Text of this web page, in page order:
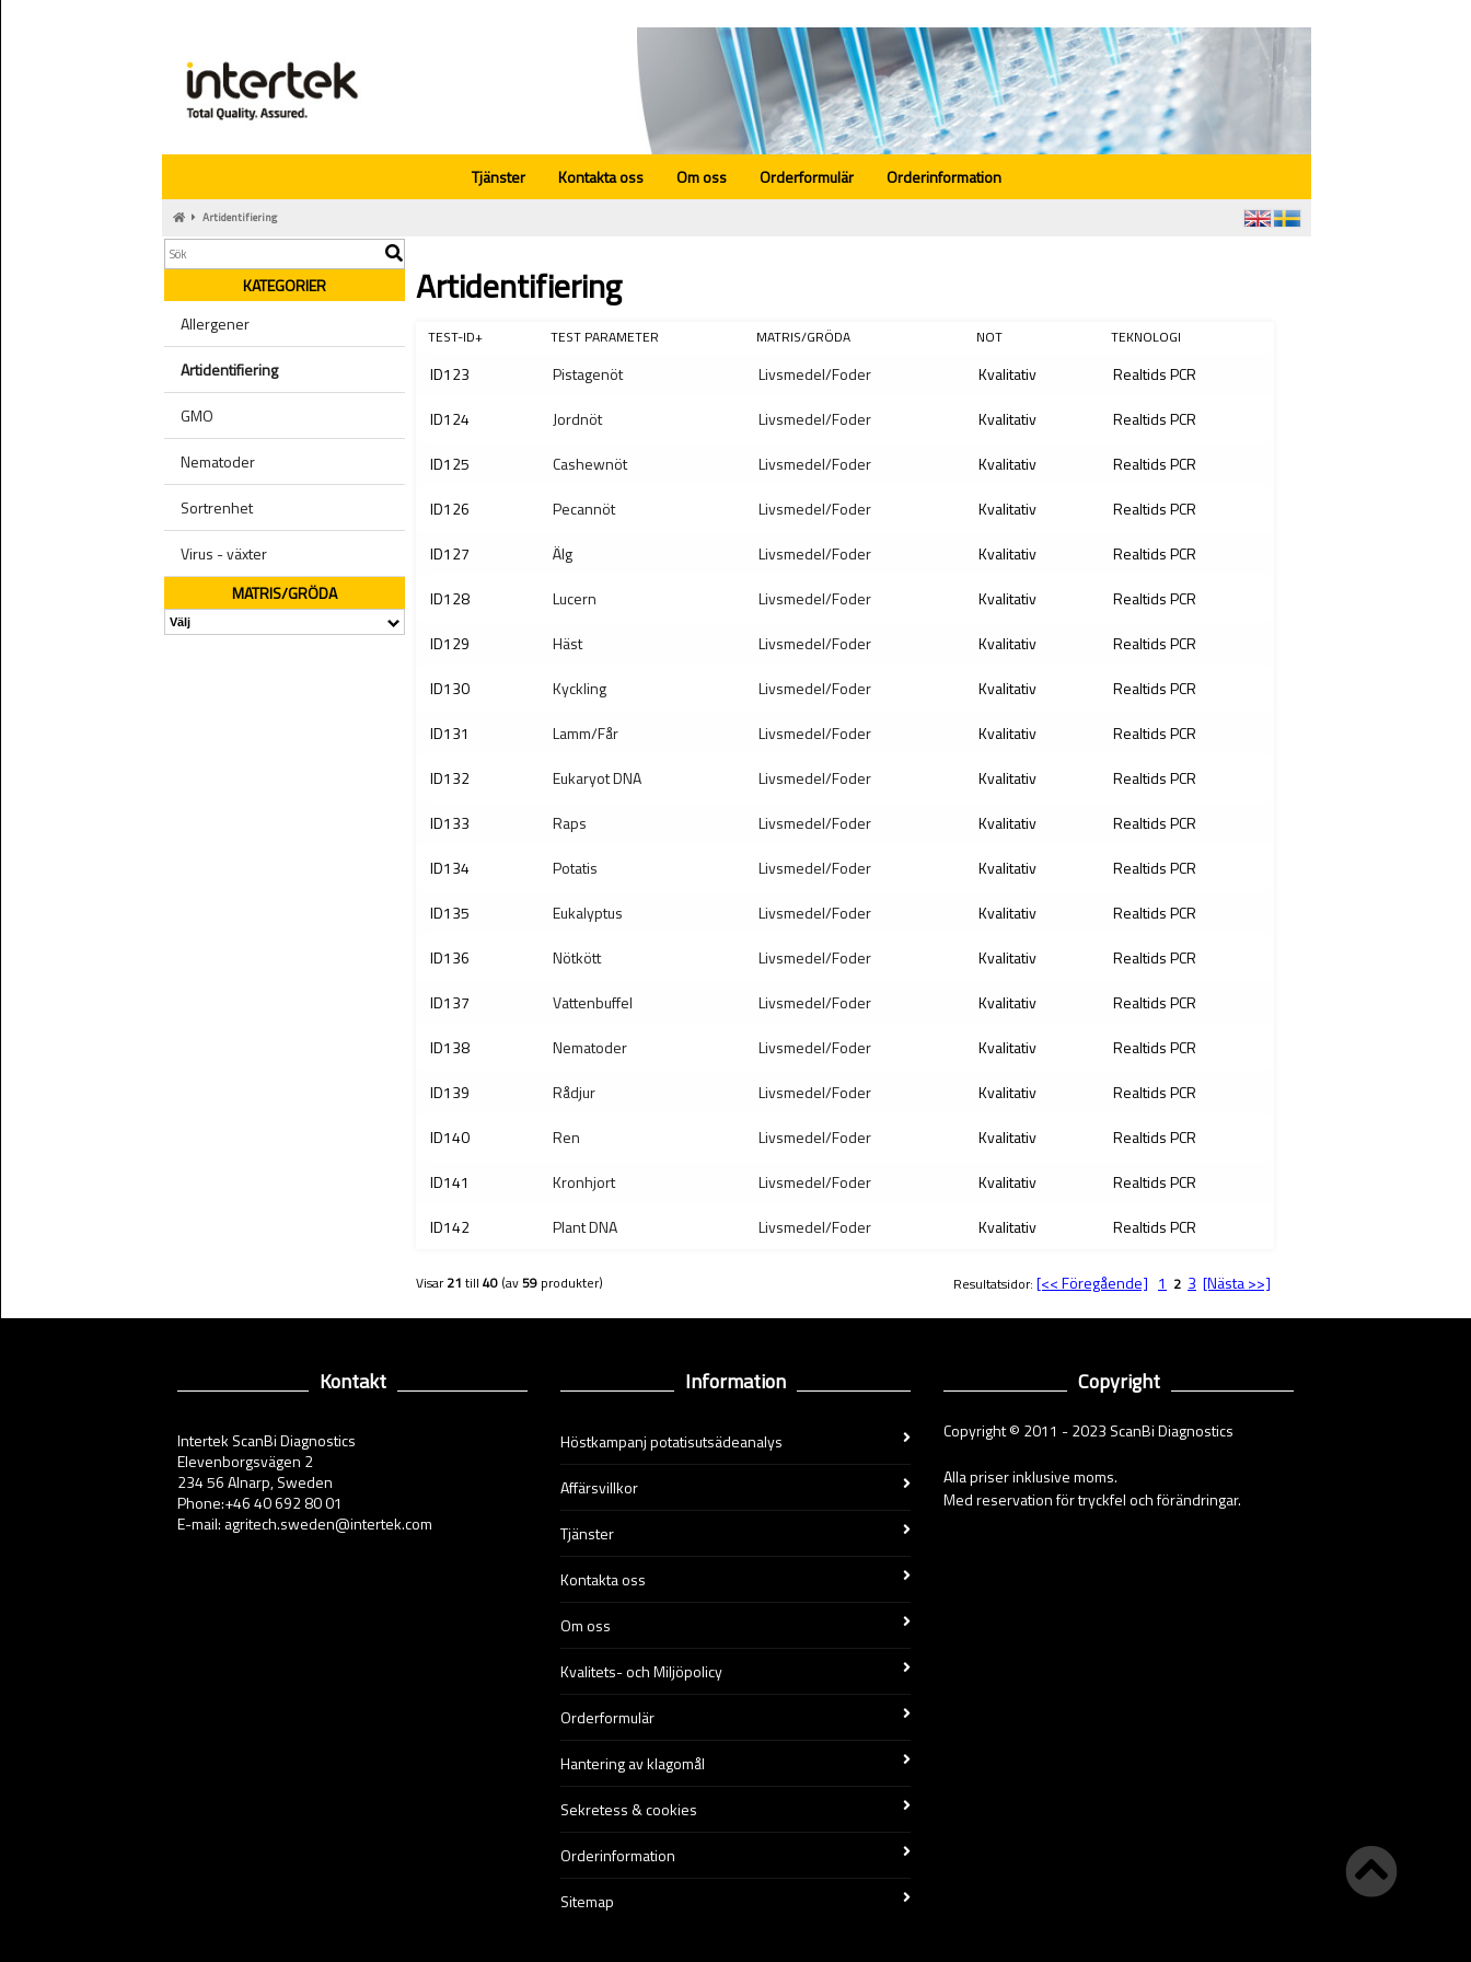
Tjänster Kontakta oss Om oss Orderformulär Orderinformation
Artidentifiering
KATEGORIER
Allergener
Artidentifiering
GMO
Nematoder
Sortrenhet
Virus - växter
MATRIS/GRÖDA
Artidentifiering
TEST-ID+ TEST PARAMETER MATRIS/GRÖDA NOT TEKNOLOGI
ID123 Pistagenöt Livsmedel/Foder Kvalitativ
Realtids PCR
ID124
Jordnöt Livsmedel/Foder Kvalitativ
Realtids PCR
ID125
Cashewnöt Livsmedel/Foder Kvalitativ
Realtids PCR
ID126
Pecannöt Livsmedel/Foder Kvalitativ
Realtids PCR
ID127
Älg Livsmedel/Foder Kvalitativ
Realtids PCR
ID128
Lucern Livsmedel/Foder Kvalitativ
Realtids PCR
ID129
Häst Livsmedel/Foder Kvalitativ
Realtids PCR
ID130
Kyckling Livsmedel/Foder Kvalitativ
Realtids PCR
ID131
Lamm/Får Livsmedel/Foder Kvalitativ
Realtids PCR
ID132
Eukaryot DNA Livsmedel/Foder Kvalitativ
Realtids PCR
ID133
Raps Livsmedel/Foder Kvalitativ
Realtids PCR
ID134
Potatis Livsmedel/Foder Kvalitativ
Realtids PCR
ID135
Eukalyptus Livsmedel/Foder Kvalitativ
Realtids PCR
ID136
Nötkött Livsmedel/Foder Kvalitativ
Realtids PCR
ID137
Vattenbuffel Livsmedel/Foder Kvalitativ
Realtids PCR
ID138
Nematoder Livsmedel/Foder Kvalitativ
Realtids PCR
ID139
Rådjur Livsmedel/Foder Kvalitativ
Realtids PCR
ID140
Ren Livsmedel/Foder Kvalitativ
Realtids PCR
ID141
Kronhjort Livsmedel/Foder Kvalitativ
Realtids PCR
ID142
Plant DNA Livsmedel/Foder Kvalitativ Realtids PCR
Visar21 till 40 (av59 produkter) Resultatsidor: [<< Föregående] 1 2 3 [Nästa >>]
Kontakt
Intertek ScanBi Diagnostics
Elevenborgsvägen 2
234 56 Alnarp, Sweden
Phone:+46 40 692 80 01
E-mail: agritech.sweden@intertek.com
Information
Höstkampanj potatisutsädeanalys
Affärsvillkor
Tjänster
Kontakta oss
Om oss
Kvalitets- och Miljöpolicy
Orderformulär
Hantering av klagomål
Sekretess & cookies
Orderinformation
Sitemap
Copyright
Copyright © 2011 - 2023 ScanBi Diagnostics
Alla priser inklusive moms.
Med reservation för tryckfel och förändringar.